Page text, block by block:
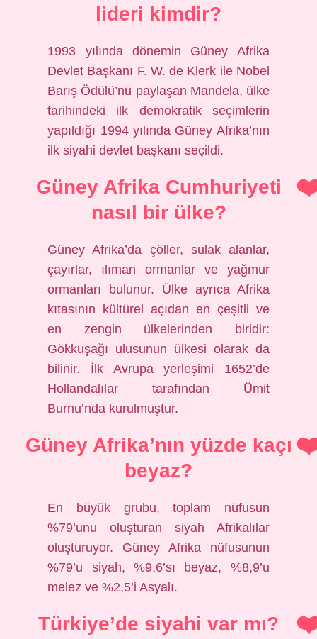
lideri kimdir?
1993 yılında dönemin Güney Afrika
Devlet Başkanı F. W. de Klerk ile Nobel
Barış Ödülü’nü paylaşan Mandela, ülke
tarihindeki ilk demokratik seçimlerin
yapıldığı 1994 yılında Güney Afrika’nın
ilk siyahi devlet başkanı seçildi.
Güney Afrika Cumhuriyeti
nasıl bir ülke?
Güney Afrika’da çöller, sulak alanlar,
çayırlar, ılıman ormanlar ve yağmur
ormanları bulunur. Ülke ayrıca Afrika
kıtasının kültürel açıdan en çeşitli ve
en zengin ülkelerinden biridir:
Gökkuşağı ulusunun ülkesi olarak da
bilinir. İlk Avrupa yerleşimi 1652’de
Hollandalılar tarafından Ümit
Burnu’nda kurulmuştur.
Güney Afrika’nın yüzde kaçı
beyaz?
En büyük grubu, toplam nüfusun
%79’unu oluşturan siyah Afrikalılar
oluşturuyor. Güney Afrika nüfusunun
%79’u siyah, %9,6’sı beyaz, %8,9’u
melez ve %2,5’i Asyalı.
Türkiye’de siyahi var mı?